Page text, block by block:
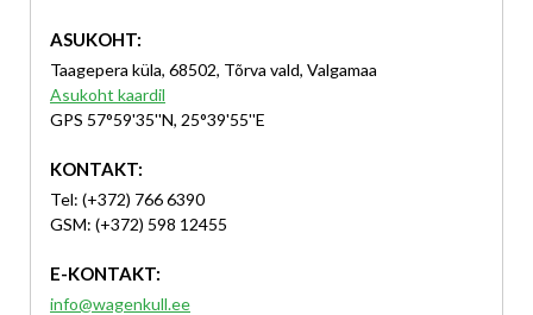
ASUKOHT:
Taagepera küla, 68502, Tõrva vald, Valgamaa
Asukoht kaardil
GPS 57°59'35''N, 25°39'55''E
KONTAKT:
Tel: (+372) 766 6390
GSM: (+372) 598 12455
E-KONTAKT:
info@wagenkull.ee